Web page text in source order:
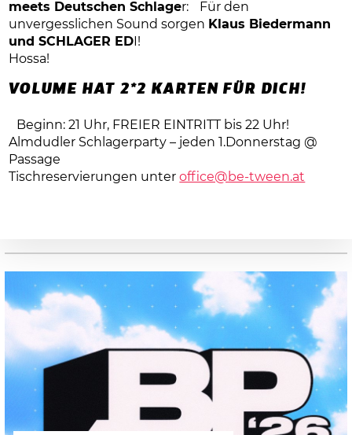
meets Deutschen Schlager: Für den
unvergesslichen Sound sorgen Klaus Biedermann
und SCHLAGER ED I!
Hossa!
VOLUME HAT 2*2 KARTEN FÜR DICH!
Beginn: 21 Uhr, FREIER EINTRITT bis 22 Uhr!
Almdudler Schlagerparty – jeden 1.Donnerstag @
Passage
Tischreservierungen unteroffice@be-tween.at